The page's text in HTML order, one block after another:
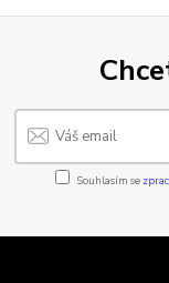
Souhlasím se